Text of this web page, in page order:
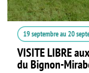
19 septembreau 20
VISITE LIBRE
du Bignon-